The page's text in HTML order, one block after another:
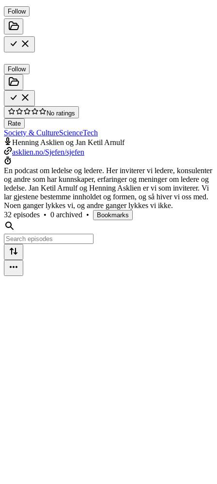
Follow
Follow
No ratings
Rate
Society & CultureScienceTech
Henning Asklien og Jan Ketil Arnulf
asklien.no/Sjefen/sjefen
En podcast om ledelse og ledere. Her inviterer vi ledere, konsulenter
og andre som har kunnskaper, erfaringer og meninger om ledere og
ledelse. Jan Ketil Arnulf og Henning Asklien er vi som inviterer. Vi
lar gjestene bestemme innholdet og formen, og så hiver vi oss med.
Noen ganger lykkes vi, og andre ganger lykkes vi ikke.
32 episodes • 0 archived • Bookmarks